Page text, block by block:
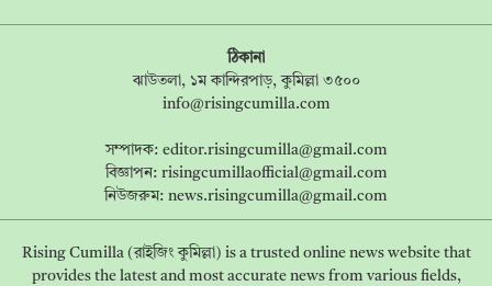
ঠিকানা
ঝাউতলা, ১ম কান্দিরপাড়, কুমিল্লা ৩৫০০
info@risingcumilla.com
সম্পাদক: editor.risingcumilla@gmail.com
বিজ্ঞাপন: risingcumillaofficial@gmail.com
নিউজরুম: news.risingcumilla@gmail.com
Rising Cumilla (রাইজিং কুমিল্লা) is a trusted online news website that
provides the latest and most accurate news from various fields,